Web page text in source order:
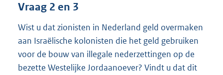
Vraag 2 en 3
Wist u dat zionisten in Nederland geld overmaken
aan Israëlische kolonisten die het geld gebruiken
voor de bouw van illegale nederzettingen op de
bezette Westelijke Jordaanoever? Vindt u dat dit